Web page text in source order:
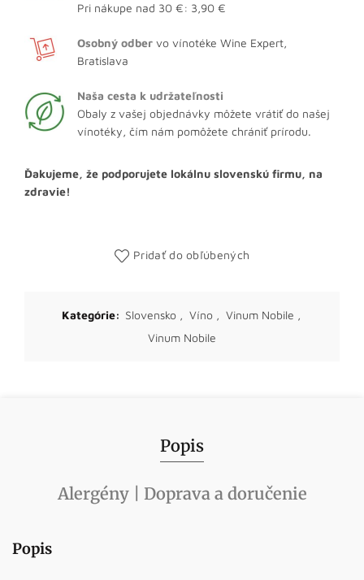
Pri nákupe nad 30 €: 3,90 €
Osobný odber vo vínotéke Wine Expert,
Bratislava
Naša cesta k udržateľnosti
Obaly z vašej objednávky môžete vrátiť do našej
vínotéky, čím nám pomôžete chrániť prírodu.
Ďakujeme, že podporujete lokálnu slovenskú firmu, na
zdravie!
Pridať do obľúbených
Kategórie: Slovensko , Víno , Vinum Nobile ,
Vinum Nobile
Popis
Alergény | Doprava a doručenie
Popis